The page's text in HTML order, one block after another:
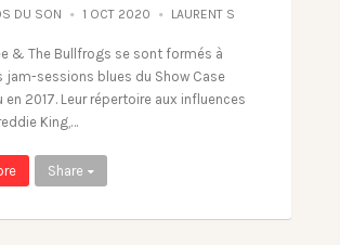
DU SON 1 OCT 2020 LAURENT S
& The Bullfrogs se sont formés à
jam-sessions blues du Show Case
en 2017. Leur répertoire aux influences
King,…
Share